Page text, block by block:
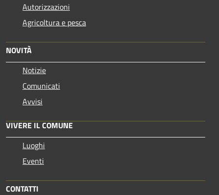
Autorizzazioni
Agricoltura e pesca
NOVITÀ
Notizie
Comunicati
Avvisi
VIVERE IL COMUNE
Luoghi
Eventi
CONTATTI